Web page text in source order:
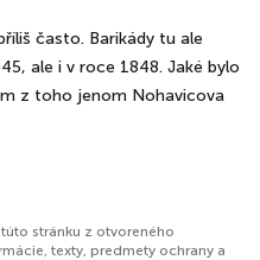
často. Barikády tu ale
ale i v roce 1848. Jaké bylo
z toho jenom Nohavicova
stránku z otvoreného
texty, predmety ochrany a